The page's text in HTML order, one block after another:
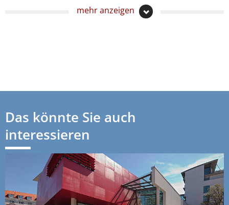
unter dem ähnliche Studiengänge zusammengefasst
Studiengänge
Drucktechnik
Drucktechnik, Medientechnik studieren –
Studiengänge
Drucktechnik, Medientechnik studieren –
Studiengänge Verpackungstechnik
mehr anzeigen
Das könnte Sie auch
interessieren